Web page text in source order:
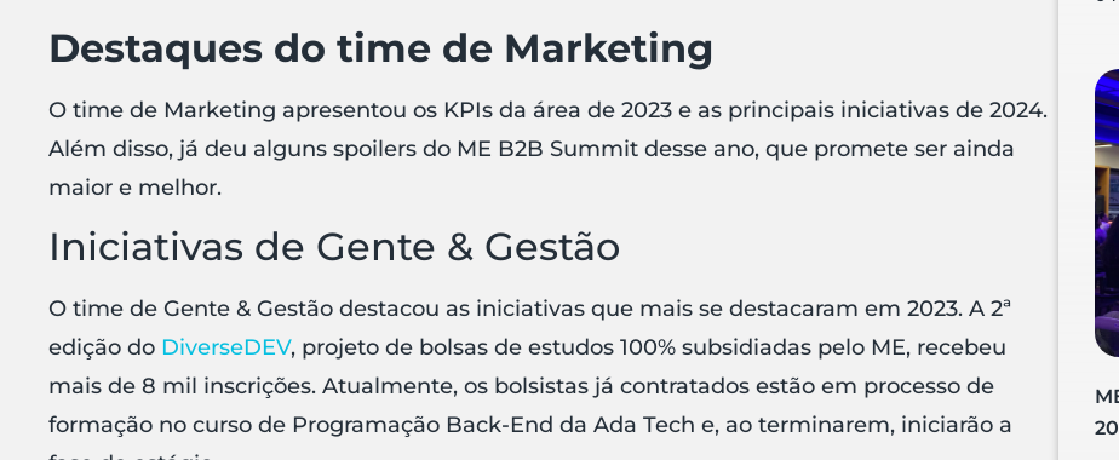
Destaques do time de Marketing
O time de Marketing apresentou os KPIs da área de 2023 e as principais iniciativas de 2024.
Além disso, já deu alguns spoilers do ME B2B Summit desse ano, que promete ser ainda
maior e melhor.
Iniciativas de Gente & Gestão
O time de Gente & Gestão destacou as iniciativas que mais se destacaram em 2023. A 2ª
edição do DiverseDEV, projeto de bolsas de estudos 100% subsidiadas pelo ME, recebeu
mais de 8 mil inscrições. Atualmente, os bolsistas já contratados estão em processo de
formação no curso de Programação Back-End da Ada Tech e, ao terminarem, iniciarão a